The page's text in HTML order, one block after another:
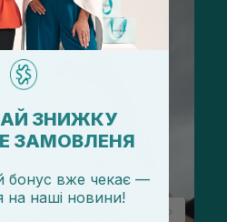
ЗНИЖКУ
ЗАМОВЛЕНЯ
бонус вже чекає —
на наші новини!